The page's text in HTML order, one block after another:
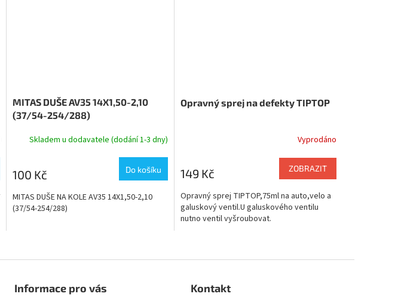
MITAS DUŠE AV35 14X1,50-2,10
(37/54-254/288)
Skladem u dodavatele (dodání 1-3 dny)
100 Kč Do košíku
MITAS DUŠE NA KOLE AV35 14X1,50-2,10
(37/54-254/288)
Opravný sprej na defekty TIPTOP
Vyprodáno
149 Kč ZOBRAZIT
Opravný sprej TIPTOP,75ml na auto,velo a
galuskový ventil.U galuskového ventilu
nutno ventil vyšroubovat.
v
d
Informace pro vás Kontakt